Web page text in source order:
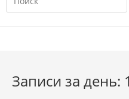
Записи за день: